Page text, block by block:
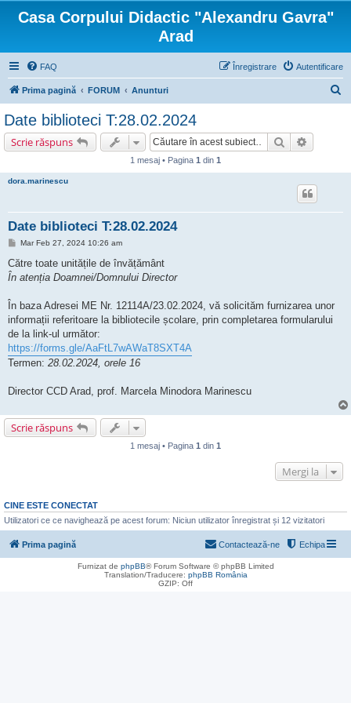
Casa Corpului Didactic "Alexandru Gavra"
Arad
FAQ Autentificare
Înregistrare
Prima pagină FORUM Anunturi
Date biblioteci T:28.02.2024
Scrie răspuns Căutare
1 mesaj • Pagina 1 din 1
dora.marinescu
Date biblioteci T:28.02.2024
M
s
Mar Feb 27, 2024 10:26 am
Către toate unitățile de învățământ
În atenția Doamnei/Domnului Director
În baza Adresei ME Nr. 12114A/23.02.2024, vă solicităm furnizarea unor
informații referitoare la bibliotecile școlare, prin completarea formularului
de la link-ul următor:
https://forms.gle/AaFtL7wAWaT8SXT4A
Termen: 28.02.2024, orele 16
Director CCD Arad, prof. Marcela Minodora Marinescu
Scrie răspuns
1 mesaj • Pagina 1 din 1
Mergi la
CINE ESTE CONECTAT
Utilizatori ce ce navighează pe acest forum: Niciun utilizator înregistrat și 12 vizitatori
Prima pagină Echipa
Contactează-ne
Furnizat de phpBB® Forum Software © phpBB Limited
Translation/Traducere: phpBB România
GZIP: Off